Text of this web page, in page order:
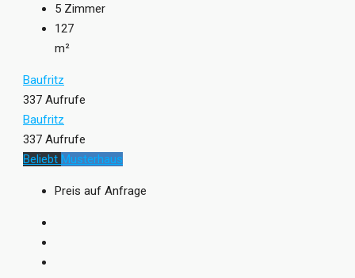
5 Zimmer
127
m²
Baufritz
337 Aufrufe
Baufritz
337 Aufrufe
Beliebt Musterhaus
Preis auf Anfrage